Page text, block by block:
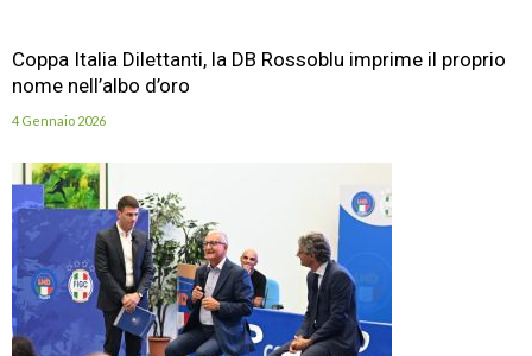
Coppa Italia Dilettanti, la DB Rossoblu imprime il proprio
nome nell’albo d’oro
4 Gennaio 2026